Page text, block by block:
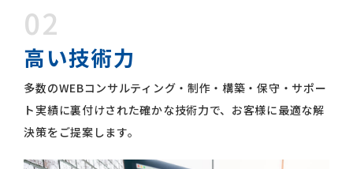
02
高い技術力
多数のWEBコンサルティング・制作・構築・保守・サポー
ト実績に裏付けされた確かな技術力で、お客様に最適な解
決策をご提案します。